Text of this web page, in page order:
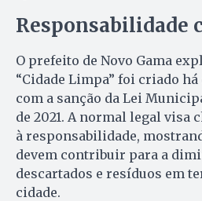
Responsabilidade
O prefeito de Novo Gama
“Cidade Limpa” foi criado
com a sanção da Lei
de 2021. A normal legal visa
à responsabilidade,
devem contribuir para a
descartados e resíduos em
cidade.